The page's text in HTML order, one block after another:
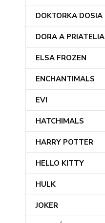
DOKTORKA DOSIA
DORA A PRIATELIA
ELSA FROZEN
ENCHANTIMALS
EVI
HATCHIMALS
HARRY POTTER
HELLO KITTY
HULK
JOKER